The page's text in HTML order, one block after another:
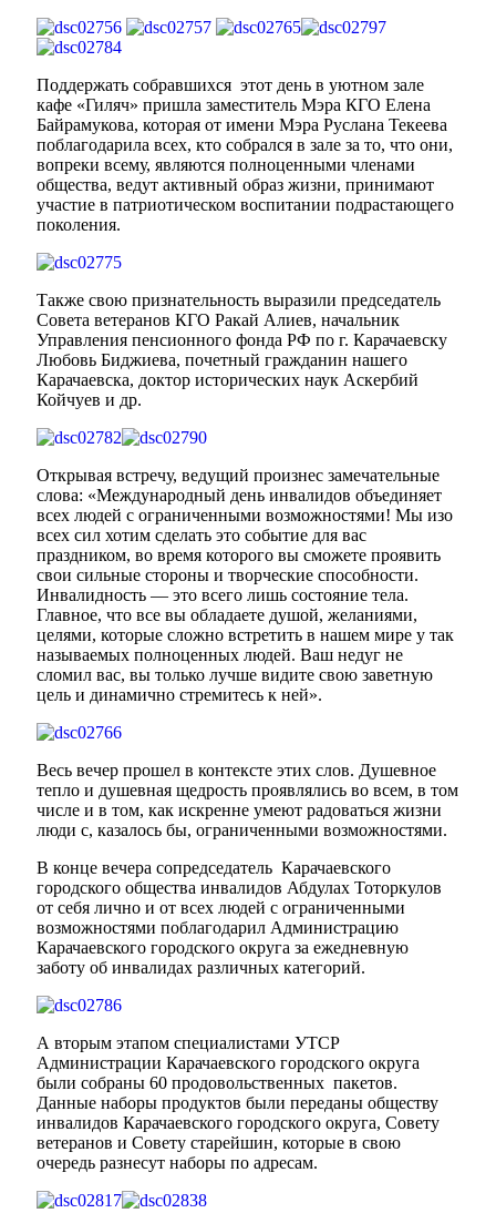
Поддержать собравшихся этот день в уютном зале
кафе «Гиляч» пришла заместитель Мэра КГО Елена
Байрамукова, которая от имени Мэра Руслана Текеева
поблагодарила всех, кто собрался в зале за то, что они,
вопреки всему, являются полноценными членами
общества, ведут активный образ жизни, принимают
участие в патриотическом воспитании подрастающего
поколения.
Также свою признательность выразили председатель
Совета ветеранов КГО Ракай Алиев, начальник
Управления пенсионного фонда РФ по г. Карачаевску
Любовь Биджиева, почетный гражданин нашего
Карачаевска, доктор исторических наук Аскербий
Койчуев и др.
Открывая встречу, ведущий произнес замечательные
слова: «Международный день инвалидов объединяет
всех людей с ограниченными возможностями! Мы изо
всех сил хотим сделать это событие для вас
праздником, во время которого вы сможете проявить
свои сильные стороны и творческие способности.
Инвалидность — это всего лишь состояние тела.
Главное, что все вы обладаете душой, желаниями,
целями, которые сложно встретить в нашем мире у так
называемых полноценных людей. Ваш недуг не
сломил вас, вы только лучше видите свою заветную
цель и динамично стремитесь к ней».
Весь вечер прошел в контексте этих слов. Душевное
тепло и душевная щедрость проявлялись во всем, в том
числе и в том, как искренне умеют радоваться жизни
люди с, казалось бы, ограниченными возможностями.
В конце вечера сопредседатель Карачаевского
городского общества инвалидов Абдулах Тоторкулов
от себя лично и от всех людей с ограниченными
возможностями поблагодарил Администрацию
Карачаевского городского округа за ежедневную
заботу об инвалидах различных категорий.
А вторым этапом специалистами УТСР
Администрации Карачаевского городского округа
были собраны 60 продовольственных пакетов.
Данные наборы продуктов были переданы обществу
инвалидов Карачаевского городского округа, Совету
ветеранов и Совету старейшин, которые в свою
очередь разнесут наборы по адресам.
Мэр
Администрация
Туризм